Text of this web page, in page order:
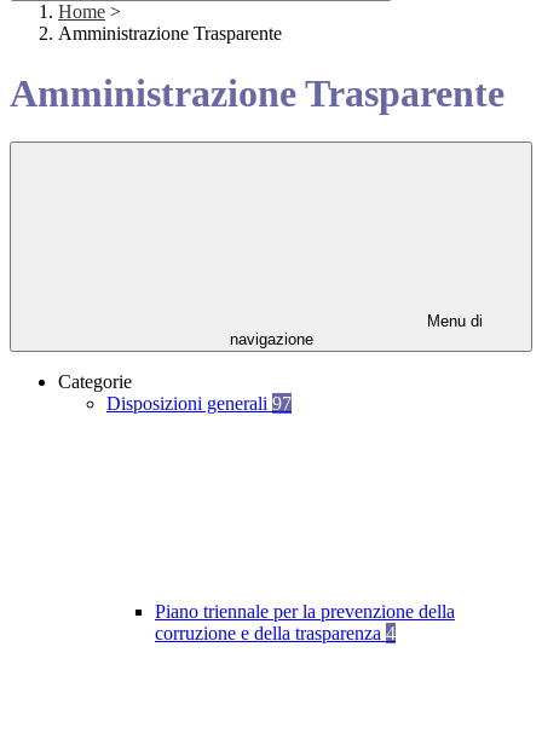
Home >
Amministrazione Trasparente
Amministrazione Trasparente
Menu di
navigazione
Categorie
Disposizioni generali 97
Piano triennale per la prevenzione della
corruzione e della trasparenza 4